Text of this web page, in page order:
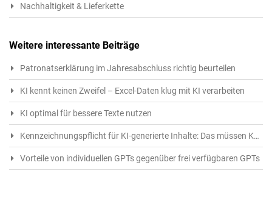
Nachhaltigkeit & Lieferkette
Weitere interessante Beiträge
Patronatserklärung im Jahresabschluss richtig beurteilen
KI kennt keinen Zweifel – Excel-Daten klug mit KI verarbeiten
KI optimal für bessere Texte nutzen
Kennzeichnungspflicht für KI-generierte Inhalte: Das müssen Kreative ab 1.8.2026 beachten
Vorteile von individuellen GPTs gegenüber frei verfügbaren GPTs